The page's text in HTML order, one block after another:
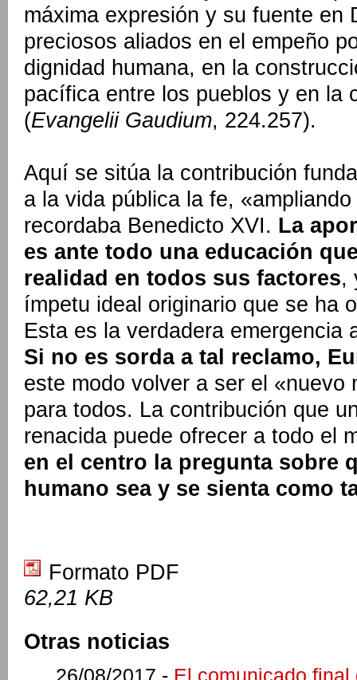
máxima expresión y su fuente en
preciosos aliados en el empeño
dignidad humana, en la
pacífica entre los pueblos y en la
(Evangelii Gaudium, 224.257).
Aquí se sitúa la contribución
a la vida pública la fe,
recordaba Benedicto XVI. La
es ante todo una educación
realidad en todos sus factores,
ímpetu ideal originario que se ha
Esta es la verdadera emergencia
Si no es sorda a tal reclamo,
este modo volver a ser el «nuevo
para todos. La contribución que
renacida puede ofrecer a todo el
en el centro la pregunta sobre
humano sea y se sienta como
Formato PDF
62,21 KB
Otras noticias
26/08/2017 - El comunicado final